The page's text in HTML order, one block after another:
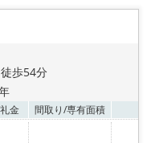
登
歩54分
礼金 間取り/専有面積